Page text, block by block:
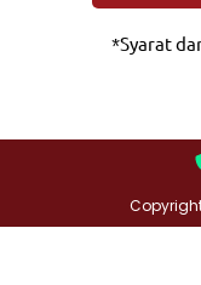
*Syarat